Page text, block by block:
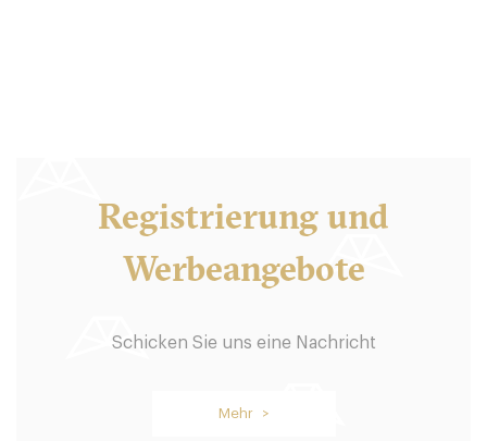
Registrierung und
Werbeangebote
Schicken Sie uns eine Nachricht
Mehr >